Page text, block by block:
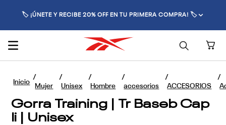
🏷️ ¡ÚNETE Y RECIBE 20% OFF EN TU PRIMERA COMPRA! 🏷️
Mujer Unisex Hombre accesorios ACCESORIOS
Gorra Training | Tr Baseb Cap
Ii | Unisex